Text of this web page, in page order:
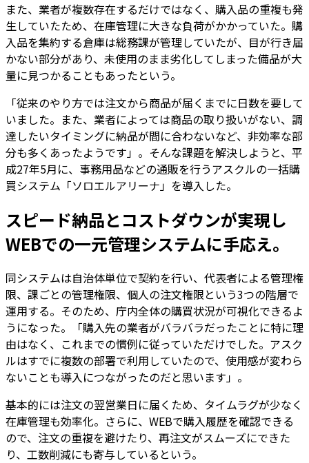
また、業者が複数存在するだけではなく、購入品の重複も発
生していたため、在庫管理に大きな負荷がかかっていた。購
入品を集約する倉庫は総務課が管理していたが、目が行き届
かない部分があり、未使用のまま劣化してしまった備品が大
量に見つかることもあったという。
「従来のやり方では注文から商品が届くまでに日数を要して
いました。また、業者によっては商品の取り扱いがない、調
達したいタイミングに納品が間に合わないなど、非効率な部
分も多くあったようです」。そんな課題を解決しようと、平
成27年5月に、事務用品などの通販を行うアスクルの一括購
買システム「ソロエルアリーナ」を導入した。
スピード納品とコストダウンが実現し
WEBでの一元管理システムに手応え。
同システムは自治体単位で契約を行い、代表者による管理権
限、課ごとの管理権限、個人の注文権限という3つの階層で
運用する。そのため、庁内全体の購買状況が可視化できるよ
うになった。「購入先の業者がバラバラだったことに特に理
由はなく、これまでの慣例に従っていただけでした。アスク
ルはすでに複数の部署で利用していたので、使用感が変わら
ないことも導入につながったのだと思います」。
基本的には注文の翌営業日に届くため、タイムラグが少なく
在庫管理も効率化。さらに、WEBで購入履歴を確認できる
ので、注文の重複を避けたり、再注文がスムーズにできた
り、工数削減にも寄与しているという。